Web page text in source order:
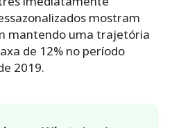
mostram
mantendo uma trajetória
de 12% no período
2019.